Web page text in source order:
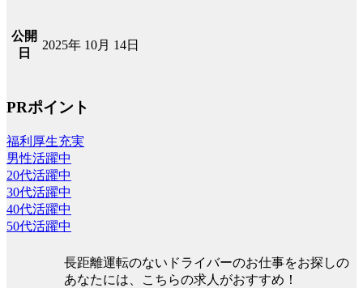
公開
日
2025年 10月 14日
PRポイント
福利厚生充実
男性活躍中
20代活躍中
30代活躍中
40代活躍中
50代活躍中
長距離運転のないドライバーのお仕事をお探しの
あなたには、こちらの求人がおすすめ！